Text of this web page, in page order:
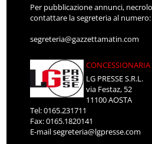
Per pubblicazione annunci,
contattare la segreteria al numero:
segreteria@gazzettamatin.com
LG PRESSE S.R.L.
via Festaz, 52
11100 AOSTA
Tel: 0165.231711
Fax: 0165.1820141
E-mailsegreteria@lgpresse.com